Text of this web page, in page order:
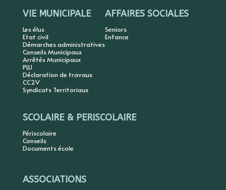
VIE MUNICIPALE
Les élus
Etat civil
Démarches administratives
Conseils Municipaux
Arrêtés Municipaux
PLU
Déclaration de travaux
CC2V
Syndicats Territoriaux
AFFAIRES SOCIALES
Seniors
Enfance
SCOLAIRE & PERISCOLAIRE
Périscolaire
Conseils
Documents école
ASSOCIATIONS